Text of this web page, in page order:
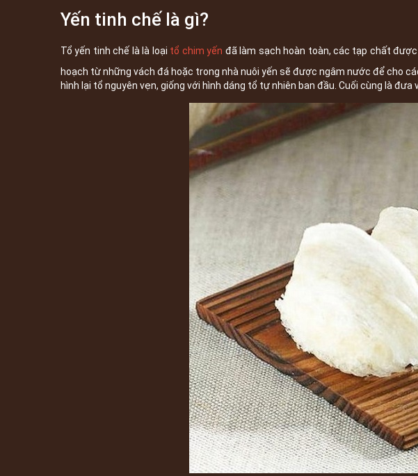
Yến tinh chế là gì?
Tổ yến tinh chế là là loại tổ chim yến đã làm sạch hoàn toàn, các tạp chất
hoạch từ những vách đá hoặc trong nhà nuôi yến sẽ được ngâm nước để cho
hình lại tổ nguyên vẹn, giống với hình dáng tổ tự nhiên ban đầu. Cuối cùng là đưa